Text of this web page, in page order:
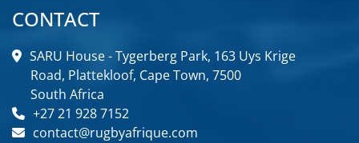
CONTACT
SARU House - Tygerberg Park, 163 Uys Krige
Road, Plattekloof, Cape Town, 7500
South Africa
+27 21 928 7152
contact@rugbyafrique.com